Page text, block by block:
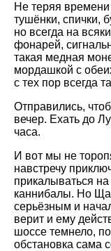
Не теряя
тушёнки, спички,
но всегда на
фонарей,
такая медная
мордашкой с
с тех пор всегда
Отправились,
вечер. Ехать до
часа.
И вот мы не
навстречу
прикалываться
каннибалы. Но
серьёзным и
верит и ему
шоссе темнело,
обстановка сама